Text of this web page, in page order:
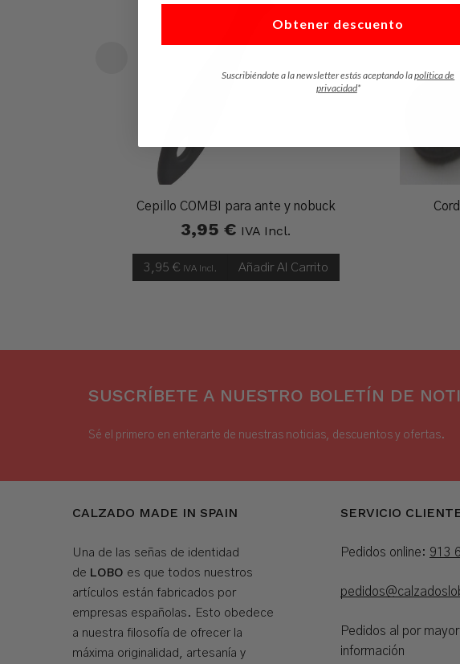
Cepillo COMBI para ante y nobuck
3,95€ IVA Incl.
3,95 € IVA Incl. Añadir Al Carrito
SUSCRÍBETE A NUESTRO BOLETÍN DE
Sé el primero en enterarte de nuestras noticias, descuentos y ofertas.
CALZADO MADE IN SPAIN
Una de las señas de identidad
de LOBO es que todos nuestros
artículos están fabricados por
empresas españolas. Esto obedece
a nuestra filosofía de ofrecer la
máxima originalidad, artesanía y
SERVICIO
Pedidos online: 913
Pedidos al por
información
Obtener descuento
Suscribiéndote a la newsletter estás aceptando lapolítica de
privacidad*